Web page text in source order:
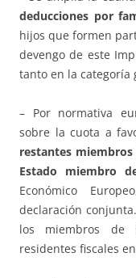
deducciones por
hijos que formen
devengo de este
tanto en la categoría
– Por normativa
sobre la cuota a
restantes
Estado miembro
Económico
declaración
los miembros de
residentes fiscales